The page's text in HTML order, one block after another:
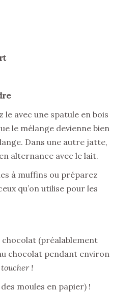
avec une spatule en bois
le mélange devienne bien
Dans une autre jatte,
alternance avec le lait.
à muffins ou préparez
qu’on utilise pour les
(préalablement
chocolat pendant environ
!
moules en papier) !